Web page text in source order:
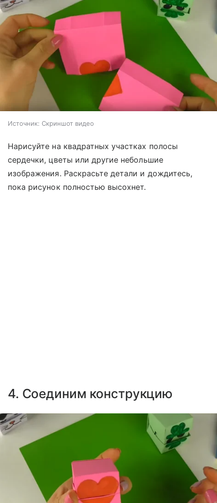
Источник: Скриншот видео
Нарисуйте на квадратных участках полосы
сердечки, цветы или другие небольшие
изображения. Раскрасьте детали и дождитесь,
пока рисунок полностью высохнет.
4. Соединим конструкцию